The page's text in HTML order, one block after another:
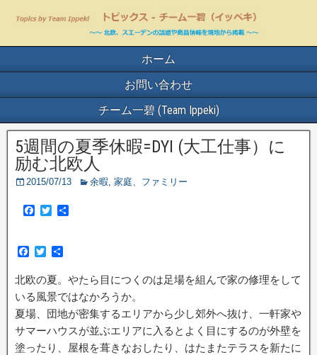
ホーム
お問い合わせ
チーム一碧 (Team Ippeki)
5週間の夏季休暇=DYI (大工仕事）に
励む北欧人
2015/07/13 余暇, 家庭、ファミリー
F
e
b
o
k
T
t
t
r
F
c
e
b
o
o
k
T
i
t
t
e
r
北欧の夏。やたら目につくのは足場を組んで家の修理をして
いる風景ではなかろうか。
夏場、団地が密集するエリアから少し郊外へ抜け、一軒家や
サマーハウスが並ぶエリアに入るとよく目にするのが外壁を
塗ったり、屋根を葺きなおしたり、はたまたテラスを新たに